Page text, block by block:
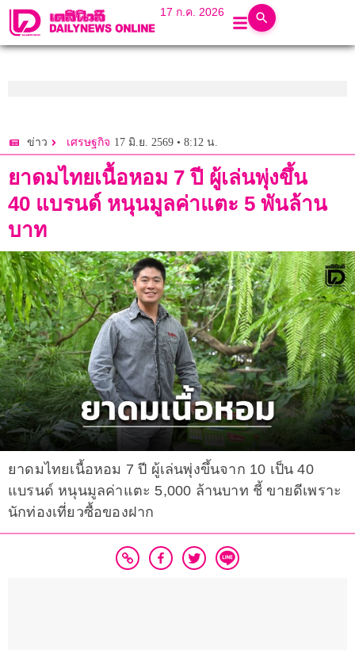
17 ก.ค. 2026
ข่าว เศรษฐกิจ 17 มิ.ย. 2569 • 8:12 น.
ยาดมไทยเนื้อหอม 7 ปี ผู้เล่นพุ่งขึ้น
40 แบรนด์ หนุนมูลค่าแตะ 5 พันล้าน
บาท
ยาดมไทยเนื้อหอม 7 ปี ผู้เล่นพุ่งขึ้นจาก 10 เป็น 40
แบรนด์ หนุนมูลค่าแตะ 5,000 ล้านบาท ชี้ ขายดีเพราะ
นักท่องเที่ยวซื้อของฝาก